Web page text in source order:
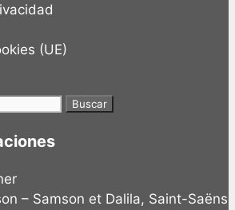
(UE)
– Samson et Dalila, Saint-Saëns